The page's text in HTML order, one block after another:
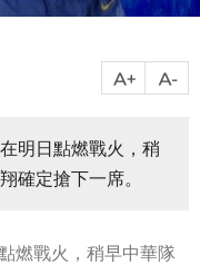
明日點燃戰火，稍
確定搶下一席。
燃戰火，稍早中華隊